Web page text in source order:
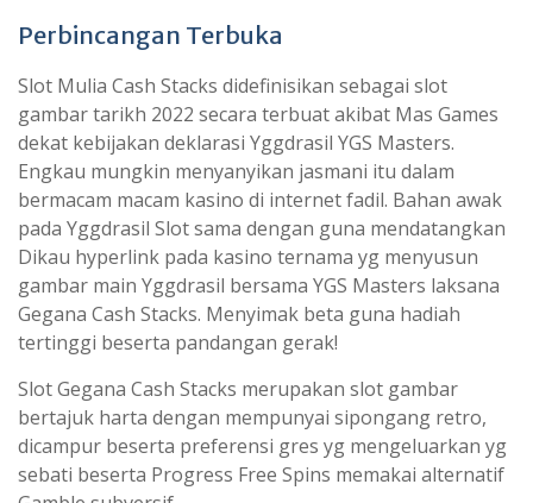
Perbincangan Terbuka
Slot Mulia Cash Stacks didefinisikan sebagai slot
gambar tarikh 2022 secara terbuat akibat Mas Games
dekat kebijakan deklarasi Yggdrasil YGS Masters.
Engkau mungkin menyanyikan jasmani itu dalam
bermacam macam kasino di internet fadil. Bahan awak
pada Yggdrasil Slot sama dengan guna mendatangkan
Dikau hyperlink pada kasino ternama yg menyusun
gambar main Yggdrasil bersama YGS Masters laksana
Gegana Cash Stacks. Menyimak beta guna hadiah
tertinggi beserta pandangan gerak!
Slot Gegana Cash Stacks merupakan slot gambar
bertajuk harta dengan mempunyai sipongang retro,
dicampur beserta preferensi gres yg mengeluarkan yg
sebati beserta Progress Free Spins memakai alternatif